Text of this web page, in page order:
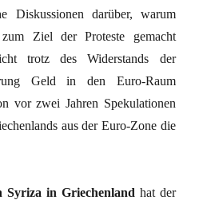
Diskussionen darüber, warum
Ziel der Proteste gemacht
trotz des Widerstands der
Geld in den Euro-Raum
vor zwei Jahren Spekulationen
aus der Euro-Zone die
Syriza in Griechenland hat der